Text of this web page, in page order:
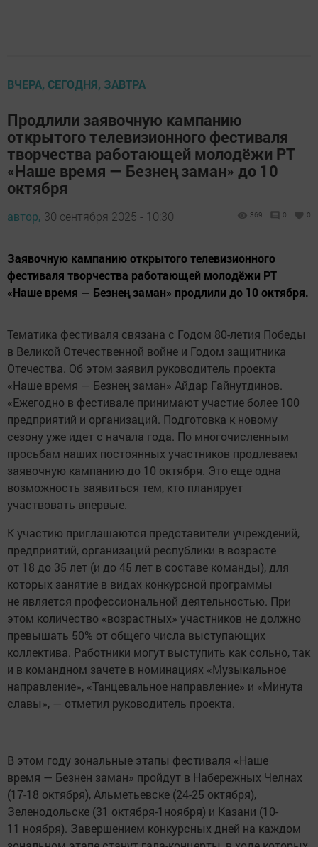
ВЧЕРА, СЕГОДНЯ, ЗАВТРА
Продлили заявочную кампанию
открытого телевизионного фестиваля
творчества работающей молодёжи РТ
«Наше время — Безнең заман» до 10
октября
автор, 30 сентября 2025 - 10:30 369 0 0
Заявочную кампанию открытого телевизионного
фестиваля творчества работающей молодёжи РТ
«Наше время — Безнең заман» продлили до 10 октября.
Тематика фестиваля связана с Годом 80-летия Победы
в Великой Отечественной войне и Годом защитника
Отечества. Об этом заявил руководитель проекта
«Наше время — Безнең заман» Айдар Гайнутдинов.
«Ежегодно в фестивале принимают участие более 100
предприятий и организаций. Подготовка к новому
сезону уже идет с начала года. По многочисленным
просьбам наших постоянных участников продлеваем
заявочную кампанию до 10 октября. Это еще одна
возможность заявиться тем, кто планирует
участвовать впервые.
К участию приглашаются представители учреждений,
предприятий, организаций республики в возрасте
от 18 до 35 лет (и до 45 лет в составе команды), для
которых занятие в видах конкурсной программы
не является профессиональной деятельностью. При
этом количество «возрастных» участников не должно
превышать 50% от общего числа выступающих
коллектива. Работники могут выступить как сольно, так
и в командном зачете в номинациях «Музыкальное
направление», «Танцевальное направление» и «Минута
славы», — отметил руководитель проекта.
В этом году зональные этапы фестиваля «Наше
время — Безнен заман» пройдут в Набережных Челнах
(17-18 октября), Альметьевске (24-25 октября),
Зеленодольске (31 октября-1ноября) и Казани (10-
11 ноября). Завершением конкурсных дней на каждом